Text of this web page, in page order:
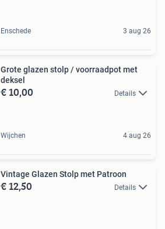
Enschede 3 aug 26
Grote glazen stolp / voorraadpot met
deksel
€ 10,00 Details
Wijchen 4 aug 26
Vintage Glazen Stolp met Patroon
€ 12,50 Details